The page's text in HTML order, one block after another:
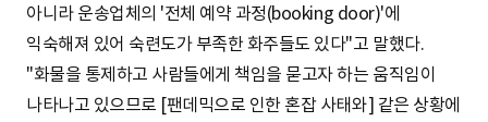
아니라 운송업체의 '전체 예약 과정(booking door)'에
익숙해져 있어 숙련도가 부족한 화주들도 있다"고 말했다.
"화물을 통제하고 사람들에게 책임을 묻고자 하는 움직임이
나타나고 있으므로 [팬데믹으로 인한 혼잡 사태와] 같은 상황에